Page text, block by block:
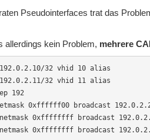
Pseudointerfaces trat das
allerdings kein Problem, mehrere
32 vhid 10 alias
32 vhid 11 alias
192
0xffffff00 broadcast
0xffffffff broadcast
0xffffffff broadcast